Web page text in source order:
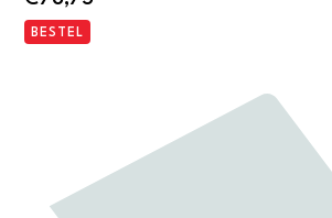
BESTEL